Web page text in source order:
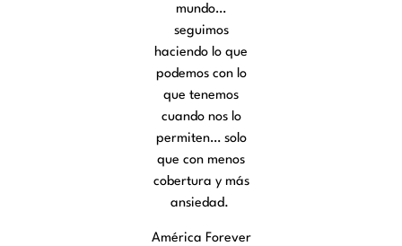
Gestionar consentimiento
Para ofrecer las mejores experiencias, utilizamos tecnologías como las
cookies para almacenar y/o acceder a la información del dispositivo. El
consentimiento de estas tecnologías nos permitirá procesar datos como el
No consentir o retirar el consentimiento, puede afectar negativamente a
mundo…
seguimos
haciendo lo que
podemos con lo
que tenemos
cuando nos lo
permiten… solo
que con menos
cobertura y más
ansiedad.
América Forever